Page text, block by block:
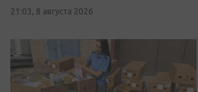
21:03, 8 августа 2026